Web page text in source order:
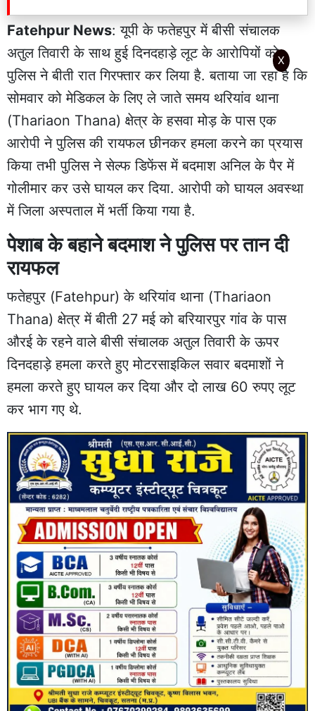
Fatehpur News: यूपी के फतेहपुर मेंबीसी संचालक
अतुल तिवारी के साथ हुई दिनदहाड़े लूट के आरोपियों को
पुलिस ने बीती रात गिरफ्तार कर लिया है. बताया जा रहा है कि
सोमवार को मेडिकल के लिए ले जाते समय थरियांव थाना
(Thariaon Thana) क्षेत्र के हसवा मोड़ के पास एक
आरोपी ने पुलिस की रायफल छीनकर हमला करने का प्रयास
किया तभी पुलिस ने सेल्फ डिफेंस में बदमाश अनिल के पैर में
गोलीमार कर उसे घायल कर दिया. आरोपी को घायल अवस्था
में जिला अस्पताल में भर्ती किया गया है.
पेशाब के बहाने बदमाश ने पुलिस पर तान दी
रायफल
फतेहपुर (Fatehpur) के थरियांव थाना (Thariaon
Thana) क्षेत्र में बीती 27 मई को बरियारपुर गांव के पास
औरई के रहने वालेबीसी संचालक अतुल तिवारी के ऊपर
दिनदहाड़े हमला करते हुए मोटरसाइकिल सवार बदमाशों ने
हमला करते हुए घायल कर दिया और दो लाख 60 रुपए लूट
कर भाग गए थे.
X